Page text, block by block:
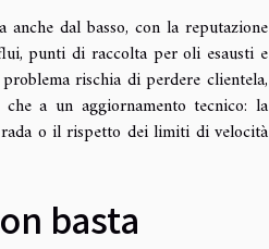
dal basso, con la reputazione
punti di raccolta per oli esausti e
rischia di perdere clientela,
a un aggiornamento tecnico: la
rada o il rispetto dei limiti di velocità
basta